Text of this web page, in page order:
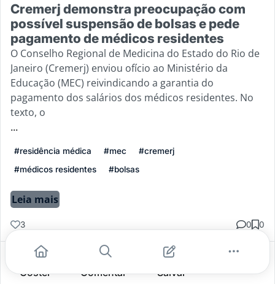
Cremerj demonstra preocupação com
possível suspensão de bolsas e pede
pagamento de médicos residentes
O Conselho Regional de Medicina do Estado do Rio de
Janeiro (Cremerj) enviou ofício ao Ministério da
Educação (MEC) reivindicando a garantia do
pagamento dos salários dos médicos residentes. No
texto, o
...
#residência médica #mec
#cremerj
#médicos residentes
#bolsas
Leia mais
3 0 0
Gostei Comentar Salvar